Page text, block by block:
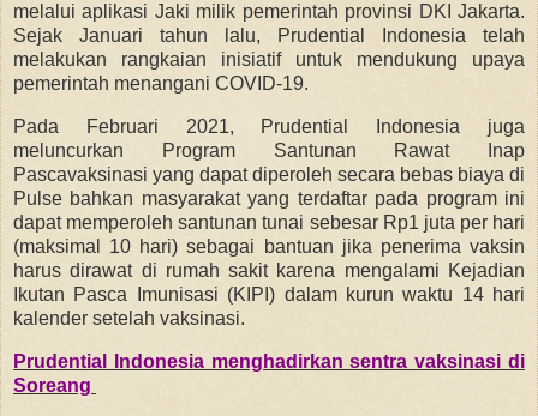
melalui aplikasi Jaki milik pemerintah provinsi DKI Jakarta.
Sejak Januari tahun lalu, Prudential Indonesia telah
melakukan rangkaian inisiatif untuk mendukung upaya
pemerintah menangani COVID-19.
Pada Februari 2021, Prudential Indonesia juga
meluncurkan Program Santunan Rawat Inap
Pascavaksinasi yang dapat diperoleh secara bebas biaya di
Pulse bahkan masyarakat yang terdaftar pada program ini
dapat memperoleh santunan tunai sebesar Rp1 juta per hari
(maksimal 10 hari) sebagai bantuan jika penerima vaksin
harus dirawat di rumah sakit karena mengalami Kejadian
Ikutan Pasca Imunisasi (KIPI) dalam kurun waktu 14 hari
kalender setelah vaksinasi.
Prudential Indonesia menghadirkan sentra vaksinasi di
Soreang